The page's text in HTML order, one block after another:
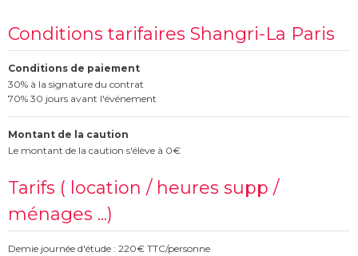
Conditions tarifaires Shangri-La Paris
Conditions de paiement
30% à la signature du contrat
70% 30 jours avant l'événement
Montant de la caution
Le montant de la caution s'élève à 0€
Tarifs ( location / heures supp /
ménages ...)
Demie journée d'étude : 220€ TTC/personne